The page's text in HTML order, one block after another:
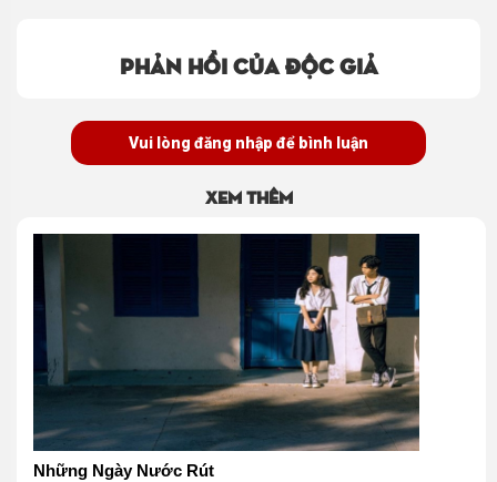
Phản hồi của độc giả
Vui lòng đăng nhập để bình luận
Xem thêm
Những Ngày Nước Rút